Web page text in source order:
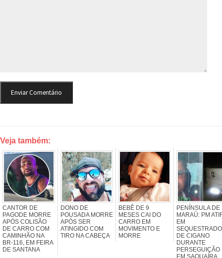
Veja também:
CANTOR DE
PAGODE MORRE
APÓS COLISÃO
DE CARRO COM
CAMINHÃO NA
BR-116, EM FEIRA
DE SANTANA
DONO DE
POUSADA MORRE
APÓS SER
ATINGIDO COM
TIRO NA CABEÇA
BEBÊ DE 9
MESES CAI DO
CARRO EM
MOVIMENTO E
MORRE
PENÍNSULA DE
MARAÚ: PM
EM
DE CIGANO
DURANTE
PERSEGUIÇÃO
EM SAQUAÍRA